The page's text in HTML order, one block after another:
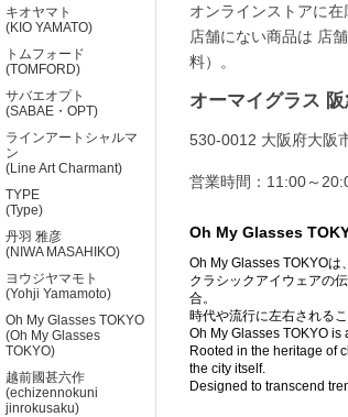
オンラインストアに
店舗にない商品は 店
料）。
オーマイグラス
530-0012 大阪府大阪
営業時間：11:00～
Oh My Glasses
Oh My Glasses TOKYOは
クラシックアイウェアの
合。
時代や流行に左右される
Oh My Glasses TOKYO
Rooted in the heritage of
the city itself.
Designed to transcend
キオヤマト
(KIO YAMATO)
トムフォード
(TOMFORD)
サバエオプト
(SABAE・OPT)
ラインアートシャルマ
ン
(Line Art Charmant)
TYPE
(Type)
丹羽 雅彦
(NIWA MASAHIKO)
ヨウジヤマモト
(Yohji Yamamoto)
Oh My Glasses TOKYO
(Oh My Glasses
TOKYO)
越前國甚六作
(echizennokuni
jinrokusaku)